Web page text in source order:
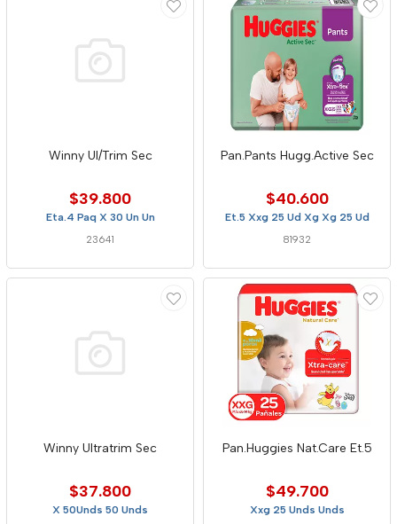
Winny Ul/Trim Sec
$39.800
Eta.4 Paq X 30 Un Un
23641
Pan.Pants Hugg.Active Sec
$40.600
Et.5 Xxg 25 Ud Xg Xg 25 Ud
81932
Winny Ultratrim Sec
$37.800
X 50Unds 50 Unds
Pan.Huggies Nat.Care Et.5
$49.700
Xxg 25 Unds Unds